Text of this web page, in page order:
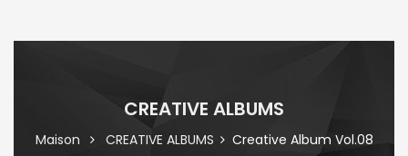
CREATIVE ALBUMS
Maison CREATIVE ALBUMS Creative Album Vol.08